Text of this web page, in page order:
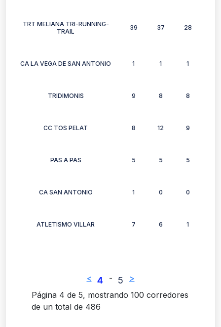
TRT MELIANA TRI-RUNNING-
TRAIL
39 37 28
CA LA VEGA DE SAN ANTONIO 1 1 1
TRIDIMONIS 9 8 8
CC TOS PELAT 8 12 9
PAS A PAS 5 5 5
CA SAN ANTONIO 1 0 0
ATLETISMO VILLAR 7 6 1
< 4 - 5
>
Página 4 de 5, mostrando 100 corredores
de un total de 486